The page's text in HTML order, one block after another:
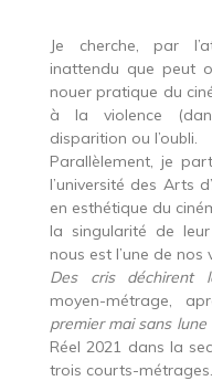
Je cherche, par
inattendu que peut
nouer pratique du
à la violence
disparition ou l’oubli.
Parallèlement, je
l’université des Arts
en esthétique du
la singularité de
nous est l’une de nos
Des cris déchirent
moyen-métrage,
premier mai sans lune
Réel 2021 dans la
trois courts-métrages.